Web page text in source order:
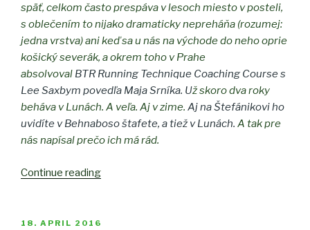
späť, celkom často prespáva v lesoch miesto v posteli,
s oblečením to nijako dramaticky nepreháňa (rozumej:
jedna vrstva) ani keď sa u nás na východe do neho oprie
košický severák, a okrem toho v Prahe
absolvoval BTR Running Technique Coaching Course s
Lee Saxbym povedľa Maja Srníka. Už skoro dva roky
beháva v Lunách. A veľa. Aj v zime. Aj na Štefánikovi ho
uvidíte v Behnaboso štafete, a tiež v Lunách. A tak pre
nás napísal prečo ich má rád.
Continue reading
POSTED
18. APRIL 2016